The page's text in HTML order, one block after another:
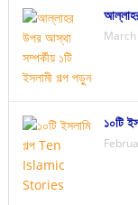
১০টি